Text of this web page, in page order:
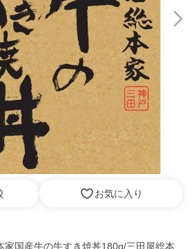
お気に入り
家国産牛の牛すき焼丼180g/三田屋総本